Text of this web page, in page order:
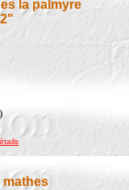
la palmyre
mathes